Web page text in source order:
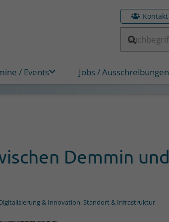
Kontakt
/ Events Jobs / Ausschreibungen
Demmin und
& Innovation, Standort & Infrastruktur